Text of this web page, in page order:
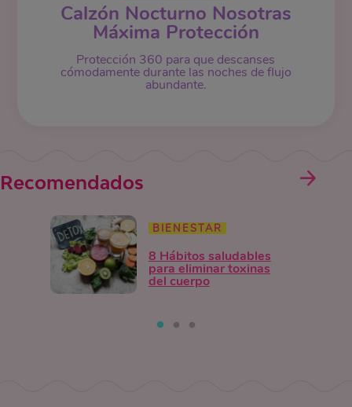
Calzón Nocturno Nosotras
Máxima Protección
Protección 360 para que descanses
cómodamente durante las noches de flujo
abundante.
Recomendados
BIENESTAR
8 Hábitos saludables
para eliminar toxinas
del cuerpo